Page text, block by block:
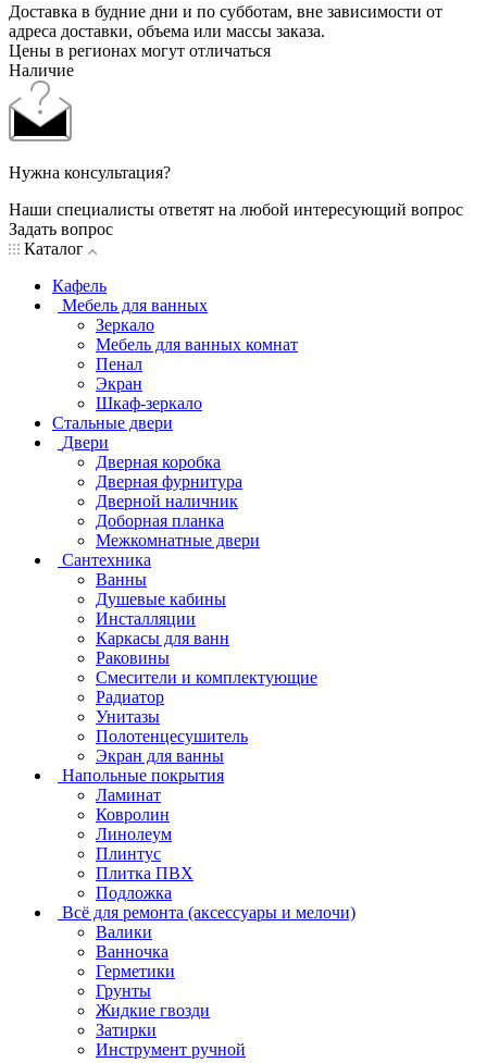
Доставка в будние дни и по субботам, вне зависимости от
адреса доставки, объема или массы заказа.
Цены в регионах могут отличаться
Наличие
Нужна консультация?
Наши специалисты ответят на любой интересующий вопрос
Задать вопрос
Каталог
Кафель
Мебель для ванных
Зеркало
Мебель для ванных комнат
Пенал
Экран
Шкаф-зеркало
Стальные двери
Двери
Дверная коробка
Дверная фурнитура
Дверной наличник
Доборная планка
Межкомнатные двери
Сантехника
Ванны
Душевые кабины
Инсталляции
Каркасы для ванн
Раковины
Смесители и комплектующие
Радиатор
Унитазы
Полотенцесушитель
Экран для ванны
Напольные покрытия
Ламинат
Ковролин
Линолеум
Плинтус
Плитка ПВХ
Подложка
Всё для ремонта (аксессуары и мелочи)
Валики
Ванночка
Герметики
Грунты
Жидкие гвозди
Затирки
Инструмент ручной